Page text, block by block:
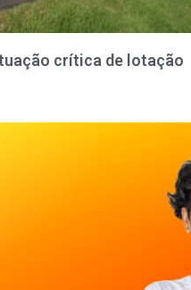
crítica de lotação